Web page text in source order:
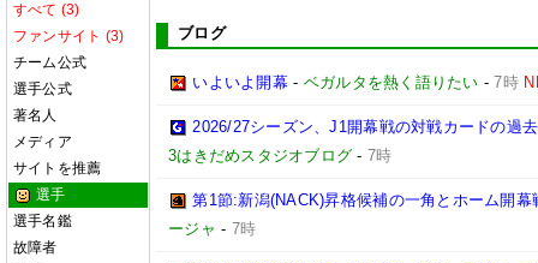
すべて (3)
ファンサイト (3)
チーム公式
選手公式
著名人
メディア
サイトを推薦
選手
選手名鑑
故障者
ブログ
いよいよ開幕- ベガルタを熱く語りたい -7時
2026/27シーズン、J1開幕戦の対戦カードの過
3はきだめスタジオブログ -7時
第1節:新潟(NACK)昇格候補の一角とホーム開幕
ージャ - 7時